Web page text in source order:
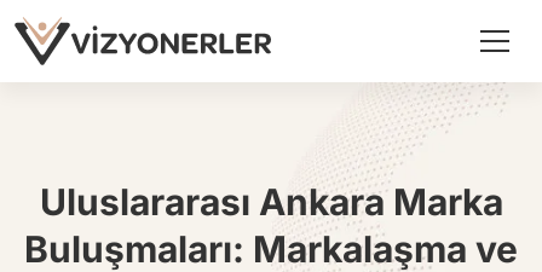
Uluslararası Ankara Marka
Buluşmaları: Markalaşma ve